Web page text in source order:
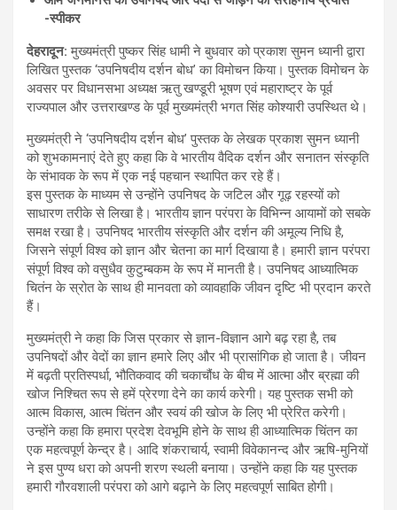
-स्पीकर
देहरादून: मुख्यमंत्री पुष्कर सिंह धामी ने बुधवार को प्रकाश सुमन ध्यानी द्वारा
लिखित पुस्तक ‘उपनिषदीय दर्शन बोध’ का विमोचन किया। पुस्तक विमोचन के
अवसर पर विधानसभा अध्यक्ष ऋतु खण्डूरी भूषण एवं महाराष्ट्र के पूर्व
राज्यपाल और उत्तराखण्ड के पूर्व मुख्यमंत्री भगत सिंह कोश्यारी उपस्थित थे।
मुख्यमंत्री ने ‘उपनिषदीय दर्शन बोध’ पुस्तक के लेखक प्रकाश सुमन ध्यानी
को शुभकामनाएं देते हुए कहा कि वे भारतीय वैदिक दर्शन और सनातन संस्कृति
के संभावक के रूप में एक नई पहचान स्थापित कर रहे हैं।
इस पुस्तक के माध्यम से उन्होंने उपनिषद के जटिल और गूढ़ रहस्यों को
साधारण तरीके से लिखा है। भारतीय ज्ञान परंपरा के विभिन्न आयामों को सबके
समक्ष रखा है। उपनिषद भारतीय संस्कृति और दर्शन की अमूल्य निधि है,
जिसने संपूर्ण विश्व को ज्ञान और चेतना का मार्ग दिखाया है। हमारी ज्ञान परंपरा
संपूर्ण विश्व को वसुधैव कुटुम्बकम के रूप में मानती है। उपनिषद आध्यात्मिक
चितंन के स्रोत के साथ ही मानवता को व्यावहाकि जीवन दृष्टि भी प्रदान करते
हैं।
मुख्यमंत्री ने कहा कि जिस प्रकार से ज्ञान-विज्ञान आगे बढ़ रहा है, तब
उपनिषदों और वेदों का ज्ञान हमारे लिए और भी प्रासांगिक हो जाता है। जीवन
में बढ़ती प्रतिस्पर्धा, भौतिकवाद की चकाचौंध के बीच में आत्मा और ब्रह्मा की
खोज निश्चित रूप से हमें प्रेरणा देने का कार्य करेगी। यह पुस्तक सभी को
आत्म विकास, आत्म चिंतन और स्वयं की खोज के लिए भी प्रेरित करेगी।
उन्होंने कहा कि हमारा प्रदेश देवभूमि होने के साथ ही आध्यात्मिक चिंतन का
एक महत्वपूर्ण केन्द्र है। आदि शंकराचार्य, स्वामी विवेकानन्द और ऋषि-मुनियों
ने इस पुण्य धरा को अपनी शरण स्थली बनाया। उन्होंने कहा कि यह पुस्तक
हमारी गौरवशाली परंपरा को आगे बढ़ाने के लिए महत्वपूर्ण साबित होगी।